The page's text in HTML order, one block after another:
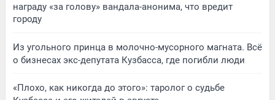
награду «за голову» вандала-анонима, что вредит
городу
Из угольного принца в молочно-мусорного магната. Всё
о бизнесах экс-депутата Кузбасса, где погибли люди
«Плохо, как никогда до этого»: таролог о судьбе